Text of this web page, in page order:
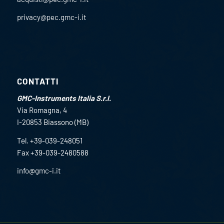
privacy@pec.gmc-i.it
CONTATTI
GMC-Instruments Italia S.r.l.
Via Romagna, 4
I-20853 Biassono (MB)
Tel. +39-039-248051
Fax +39-039-2480588
info@gmc-i.it